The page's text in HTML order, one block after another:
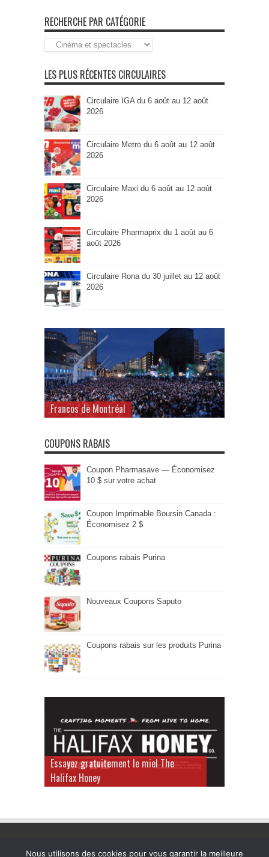
RECHERCHE PAR CATÉGORIE
Recherche
par
LES PLUS RÉCENTES CIRCULAIRES
Circulaire IGA du 6 août au 12 août
2026
Circulaire Metro du 6 août au 12 août
2026
Circulaire Maxi du 6 août au 12 août
2026
Circulaire Pharmaprix du 1 août au 6
août 2026
Circulaire Rona du 30 juillet au 12 août
2026
Francos de Montréal
COUPONS RABAIS
Coupon Pharmasave — Économisez
10 $ sur votre achat
Coupon Imprimable Boursin Canada :
Économisez 2 $
Coupons rabais Purina
Nouveaux Coupons Saputo
Coupons rabais sur les produits Purina
Essayez gratuitement le miel The
Halifax Honey
Nous utilisons des cookies pour vous garantir la meilleure